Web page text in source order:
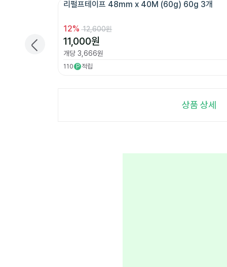
12% 12,600원
11,000원
개당 3,666원
110 P 적립
상품 상세